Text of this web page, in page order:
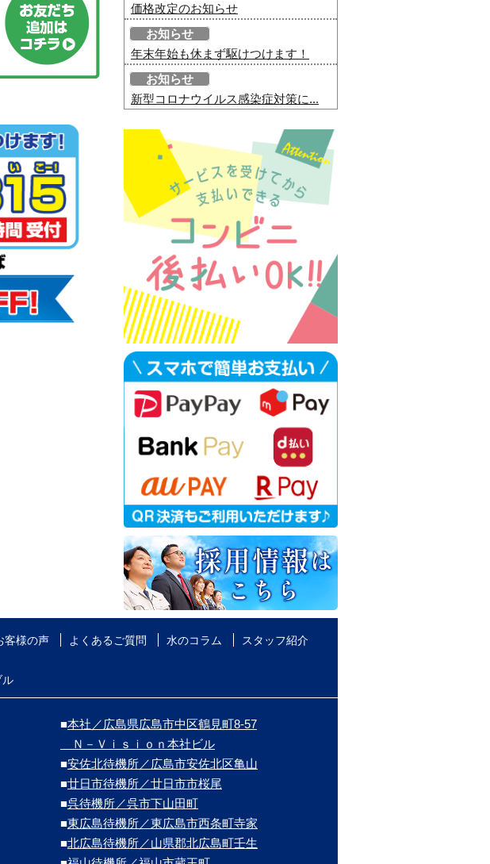
価格改定のお知らせ
お知らせ
年末年始も休まず駆けつけます！
お知らせ
新型コロナウイルス感染症対策に...
客様の声 よくあるご質問 水のコラム
スタッフ紹介
ル
■本社／広島県広島市中区鶴見町8-57
Ｎ－Ｖｉｓｉｏｎ本社ビル
■安佐北待機所／広島市安佐北区亀山
■廿日市待機所／廿日市市桜尾
■呉待機所／呉市下山田町
■東広島待機所／東広島市西条町寺家
■北広島待機所／山県郡北広島町壬生